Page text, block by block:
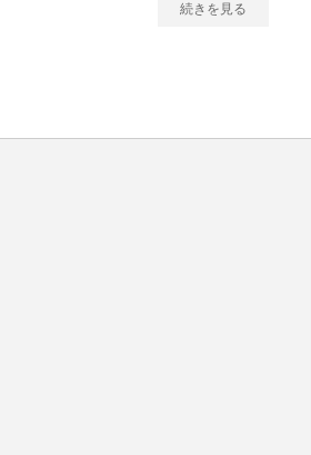
続きを見る